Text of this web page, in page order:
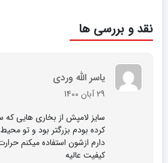
نقد و بررسی ها
یاسر الله وردی
29 آبان 1400
سایز لامپش از بخاری هایی
کرده بودم بزرگتر بود و تو
دارم ازشون استفاده میکنم
کیفیت عالیه